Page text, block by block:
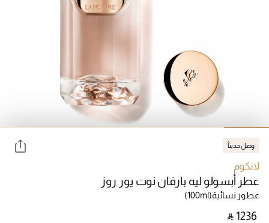
وصل حديثاً
لانكوم
عطر أبسولو ليه بارفان نوت يور روز
عطور نسائية(100ml)
‎ ⃁ ⁦1236⁩ ‎